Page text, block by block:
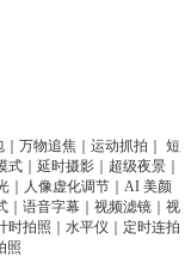
万物追焦｜运动抓拍｜ 短
｜延时摄影｜超级夜景｜
｜人像虚化调节｜AI 美颜
｜语音字幕｜视频滤镜｜视
时拍照｜水平仪｜定时连拍
照